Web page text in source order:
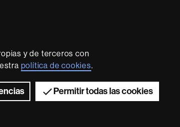
y de terceros con
política de cookies.
Permitir todas las cookies
Euraxess
datos Sobre el web Accesibilidad web
Universitat Autònoma de Barcelona